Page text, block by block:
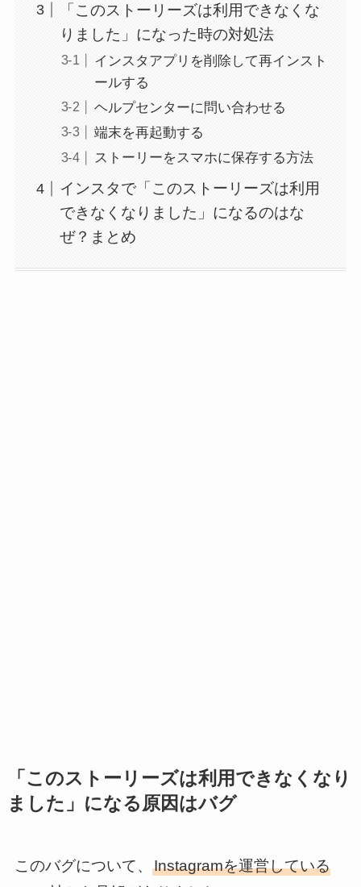
「このストーリーズは利用できなくな
りました」になった時の対処法
インスタアプリを削除して再インスト
ールする
ヘルプセンターに問い合わせる
端末を再起動する
ストーリーをスマホに保存する方法
インスタで「このストーリーズは利用
できなくなりました」になるのはな
ぜ？まとめ
「このストーリーズは利用できなくなり
ました」になる原因はバグ
このバグについて、 Instagramを運営している